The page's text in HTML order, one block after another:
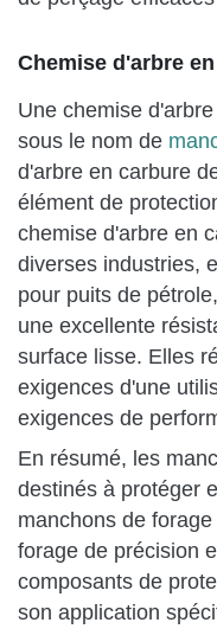
Chemise d'arbre
Une chemise
sous le nom de
d'arbre en carbure
élément de
chemise d'arbre en
diverses industries,
pour puits de
une excellente
surface lisse. Elles
exigences d'une
exigences de
En résumé, les
destinés à protéger
manchons de
forage de précision
composants de
son application